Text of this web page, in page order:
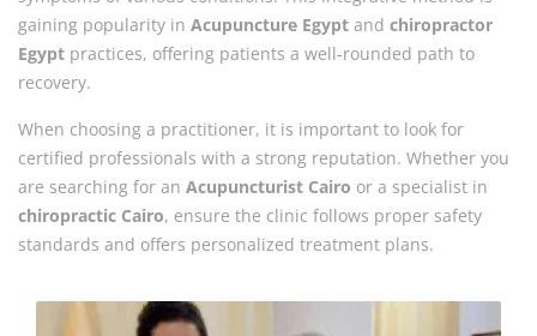
gaining popularity in Acupuncture Egypt and chiropractor
Egypt practices, offering patients a well-rounded path to
recovery.
When choosing a practitioner, it is important to look for
certified professionals with a strong reputation. Whether you
are searching for an Acupuncturist Cairo or a specialist in
chiropractic Cairo, ensure the clinic follows proper safety
standards and offers personalized treatment plans.